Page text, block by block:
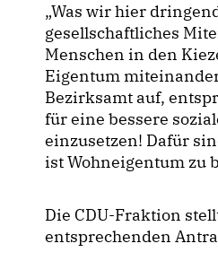
Was wir hier
gesellschaftliches
Menschen in den
Eigentum
Bezirksamt auf,
für eine bessere
einzusetzen! Dafür
ist Wohneigentum zu
Die CDU-Fraktion
entsprechenden